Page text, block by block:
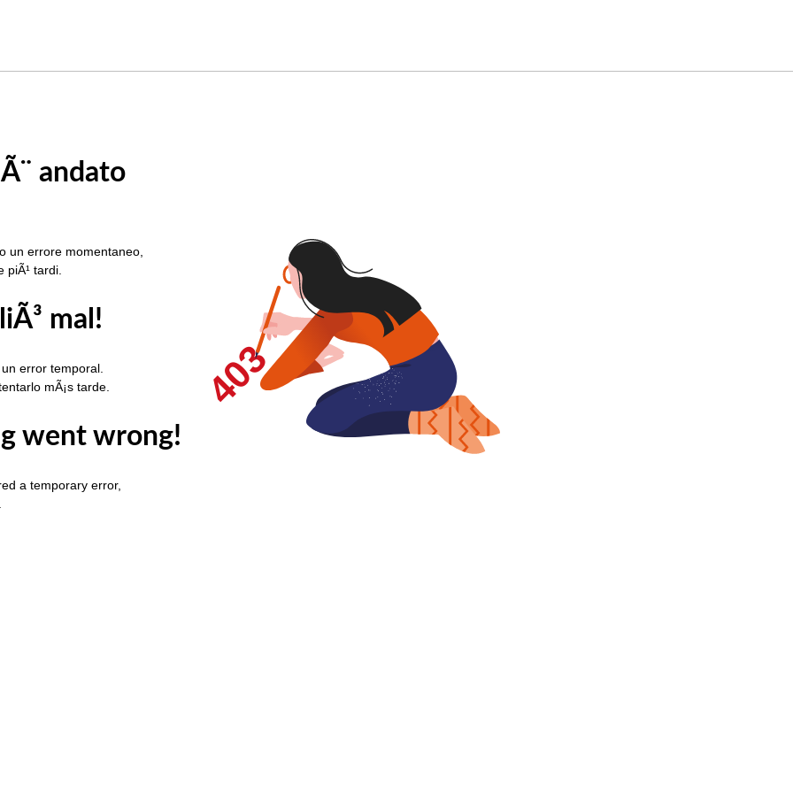
andato
un errore momentaneo,
piÃ¹ tardi.
mal!
error temporal.
mÃ¡s tarde.
went wrong!
a temporary error,
403